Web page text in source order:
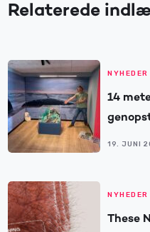
Relaterede
NYHEDER
14
19. JUNI
NYHEDER
These